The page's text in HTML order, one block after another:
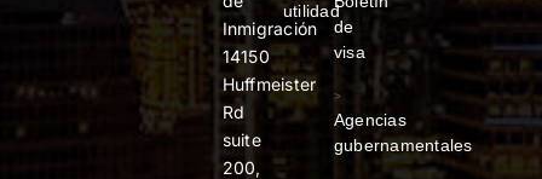
Inmigración
14150
Huffmeister
Rd
suite
200,
utilidad
de
visa
>
Agencias
gubernamentales